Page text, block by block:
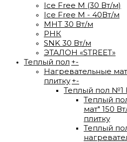
Ice Free М (30 Вт/м)
Ice Free M - 40Вт/м
МНТ 30 Вт/м
РНК
SNK 30 Вт/м
ЭТАЛОН «STREET»
Теплый пол +-
Нагревательные
плитку +-
Теплый пол №1
Теплый
мат" 150
плитку
Теплый